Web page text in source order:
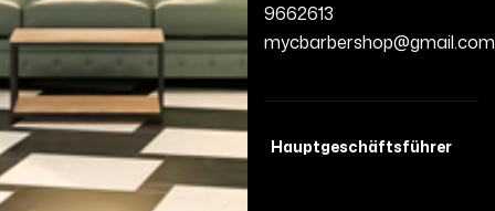
9662613
mycbarbershop@gmail.com
Hauptgeschäftsführer